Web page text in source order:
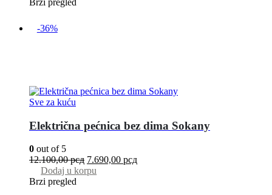
-36%
Sve za kuću
Električna pećnica bez dima Sokany
0 out of 5
12.100,00рсд 7.690,00 рсд
Dodaj u korpu
Brzi pregled